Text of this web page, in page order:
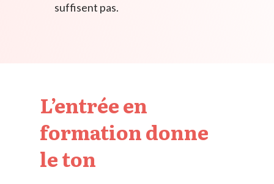
suffisent pas.
L’entrée en
formation donne
le ton